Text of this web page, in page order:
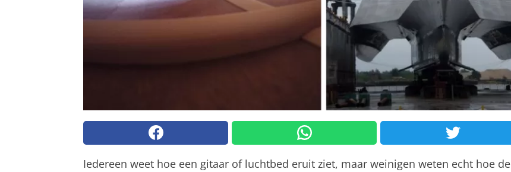
Iedereen weet hoe een gitaar of luchtbed eruit ziet, maar weinigen weten echt hoe de